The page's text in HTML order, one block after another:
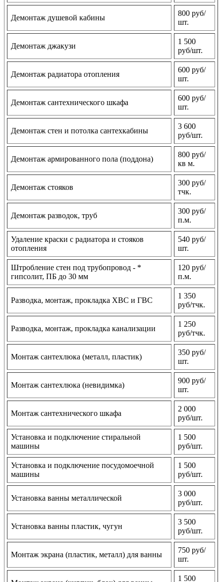
Демонтаж душевой кабины
800 руб/
шт.
Демонтаж джакузи
1 500
руб/шт.
Демонтаж радиатора отопления
600 руб/
шт.
Демонтаж сантехнического шкафа
600 руб/
шт.
Демонтаж стен и потолка сантехкабины
3 600
руб/шт.
Демонтаж армированного пола (поддона)
800 руб/
кв м.
Демонтаж стояков
300 руб/
тчк.
Демонтаж разводок, труб
300 руб/
п.м.
Удаление краски с радиатора и стояков
отопления
540 руб/
шт.
Штробление стен под трубопровод - *
гипсолит, ПБ до 30 мм
120 руб/
п.м.
Разводка, монтаж, прокладка ХВС и ГВС
1 350
руб/тчк.
Разводка, монтаж, прокладка канализации
1 250
руб/тчк.
Монтаж сантехлюка (металл, пластик)
350 руб/
шт.
Монтаж сантехлюка (невидимка)
900 руб/
шт.
Монтаж сантехнического шкафа
2 000
руб/шт.
Установка и подключение стиральной
машины
1 500
руб/шт.
Установка и подключение посудомоечной
машины
1 500
руб/шт.
Установка ванны металлической
3 000
руб/шт.
Установка ванны пластик, чугун
3 500
руб/шт.
Монтаж экрана (пластик, металл) для ванны
750 руб/
шт.
1 500